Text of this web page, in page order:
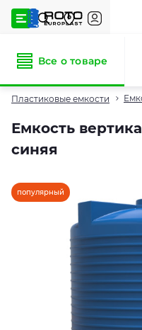
Пластиковые емкости
Емкость
синяя
Все о товаре
популярный